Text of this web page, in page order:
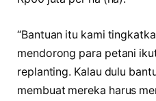
“Bantuan itu kami
mendorong para petani
replanting. Kalau dulu
membuat mereka harus